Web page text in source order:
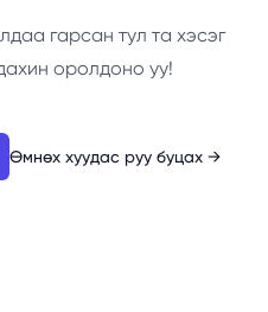
гарсан тул та хэсэг
оролдоно уу!
Өмнөх хуудас руу буцах →